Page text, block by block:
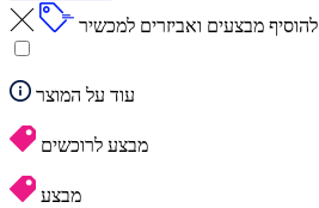
להוסיף מבצעים ואביזרים למכשיר
עוד על המוצר
מבצע לרוכשים
מבצע